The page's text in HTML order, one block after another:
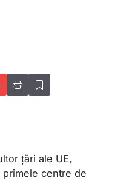
țări ale UE,
centre de